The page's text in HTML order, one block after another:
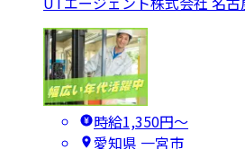
時給1,350円〜
愛知県 一宮市